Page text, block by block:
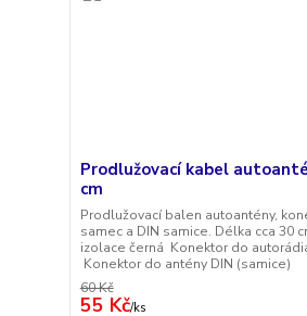
Prodlužovací kabel
cm
Prodlužovací balen autoantény,
samec a DIN samice. Délka cca 30
izolace černá Konektor do
Konektor do antény DIN (samice)
60 Kč
55 Kč/ks